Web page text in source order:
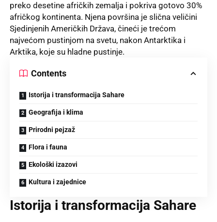
preko desetine afričkih zemalja i pokriva gotovo 30%
afričkog kontinenta. Njena površina je slična veličini
Sjedinjenih Američkih Država, čineći je trećom
najvećom pustinjom na svetu, nakon Antarktika i
Arktika, koje su hladne pustinje.
Contents
Istorija i transformacija Sahare
Geografija i klima
Prirodni pejzaž
Flora i fauna
Ekološki izazovi
Kultura i zajednice
Istorija i transformacija Sahare